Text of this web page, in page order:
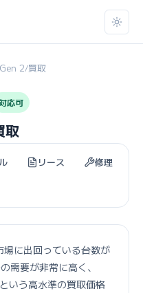
2/買取
応可
取
リース
修理
に出回っている台数が
需要が非常に高く、
う高水準の買取価格